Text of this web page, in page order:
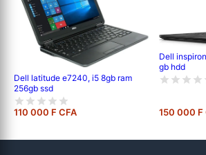
Dell latitude e7240, i5 8gb ram
256gb ssd
110 000 F CFA
Dell
gb hdd
150 000 F